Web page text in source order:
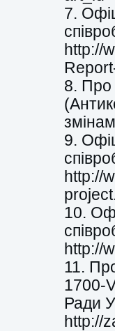
7.
http://
8. Про
9.
http://
10.
http://
11.
1700-
Ради
http://